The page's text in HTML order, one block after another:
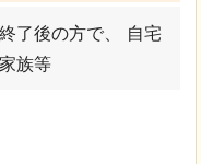
了後の方で、 自宅
族等